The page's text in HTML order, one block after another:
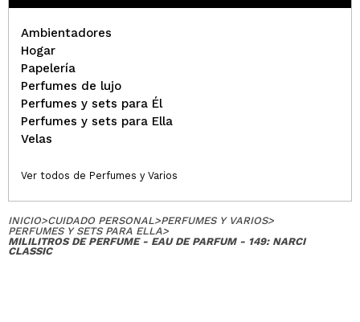
Ambientadores
Hogar
Papelería
Perfumes de lujo
Perfumes y sets para Él
Perfumes y sets para Ella
Velas
Ver todos de Perfumes y Varios
INICIO>CUIDADO PERSONAL>PERFUMES Y VARIOS>
PERFUMES Y SETS PARA ELLA>
MILILITROS DE PERFUME - EAU DE PARFUM - 149: NARCI
CLASSIC